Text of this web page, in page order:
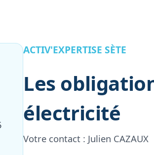
ACTIV'EXPERTISE SÈTE
Les
électricité
Votre contact : Julien CAZAUX